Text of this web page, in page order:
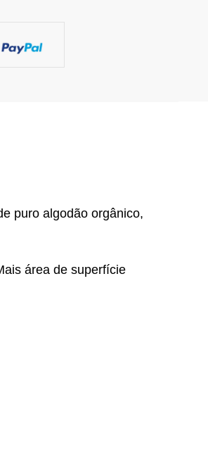
puro algodão orgânico,
área de superfície